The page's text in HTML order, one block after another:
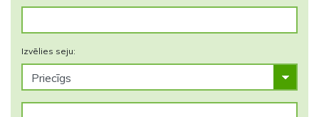
Izvēlies seju: